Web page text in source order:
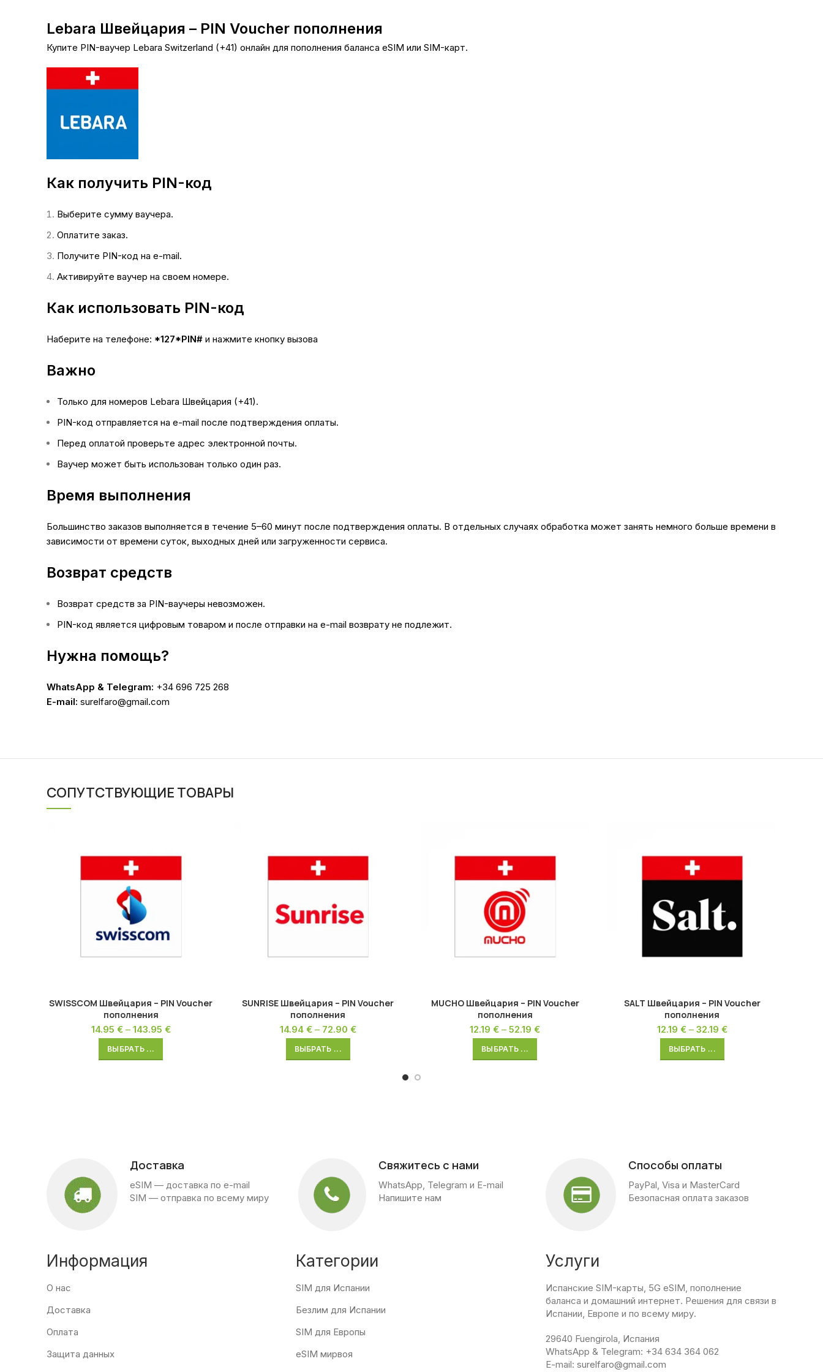
Lebara Швейцария – PIN Voucher пополнения
Купите PIN-ваучер Lebara Switzerland (+41) онлайн для пополнения баланса eSIM или SIM-карт.
Как получить PIN-код
Выберите сумму ваучера.
Оплатите заказ.
Получите PIN-код на e-mail.
Активируйте ваучер на своем номере.
Как использовать PIN-код
Наберите на телефоне: *127*PIN# и нажмите кнопку вызова
Важно
Только для номеров Lebara Швейцария (+41).
PIN-код отправляется на e-mail после подтверждения оплаты.
Перед оплатой проверьте адрес электронной почты.
Ваучер может быть использован только один раз.
Время выполнения
Большинство заказов выполняется в течение 5–60 минут после подтверждения оплаты. В отдельных случаях обработка может занять немного больше времени в
зависимости от времени суток, выходных дней или загруженности сервиса.
Возврат средств
Возврат средств за PIN-ваучеры невозможен.
PIN-код является цифровым товаром и после отправки на e-mail возврату не подлежит.
Нужна помощь?
WhatsApp & Telegram: +34 696 725 268
E-mail: surelfaro@gmail.com
СОПУТСТВУЮЩИЕ ТОВАРЫ
SWISSCOM Швейцария – PIN Voucher
пополнения
14.95 €– 143.95 €
ВЫБРАТЬ ...
SUNRISE Швейцария – PIN Voucher
пополнения
14.94 €– 72.90 €
ВЫБРАТЬ ...
MUCHO Швейцария – PIN Voucher
пополнения
12.19€ –52.19€
ВЫБРАТЬ ...
SALT Швейцария – PIN Voucher
пополнения
12.19 €– 32.19 €
ВЫБРАТЬ ...
Доставка
eSIM — доставка по e-mail
SIM — отправка по всему миру
Свяжитесь с нами
WhatsApp, Telegram и E-mail
Напишите нам
Способы оплаты
PayPal, Visa и MasterCard
Безопасная оплата заказов
Информация
О нас
Доставка
Оплата
Защита данных
Категории
SIM для Испании
Безлим для Испании
SIM для Европы
eSIM мирвоя
Услуги
Испанские SIM-карты, 5G eSIM, пополнение
баланса и домашний интернет. Решения для связи в
Испании, Европе и по всему миру.
29640 Fuengirola, Испания
WhatsApp & Telegram: +34 634 364 062
E-mail: surelfaro@gmail.com